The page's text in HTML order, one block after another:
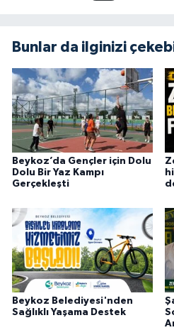
Bunlar da ilginizi
Beykoz’da Gençler için Dolu
Dolu Bir Yaz Kampı
Gerçekleşti
Beykoz Belediyesi'nden
Sağlıklı Yaşama Destek